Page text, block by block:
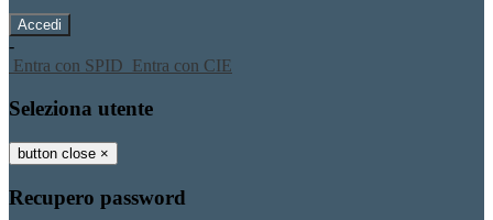
-
Entra con SPID Entra con CIE
Seleziona utente
button close ×
Recupero password